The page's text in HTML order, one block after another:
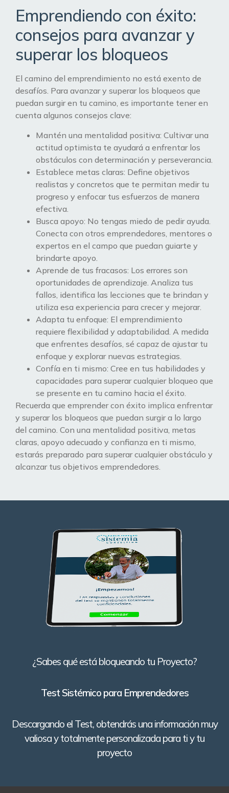
Emprendiendo con éxito:
consejos para avanzar y
superar los bloqueos
El camino del emprendimiento no está exento de
desafíos. Para avanzar y superar los bloqueos que
puedan surgir en tu camino, es importante tener en
cuenta algunos consejos clave:
Mantén una mentalidad positiva: Cultivar una
actitud optimista te ayudará a enfrentar los
obstáculos con determinación y perseverancia.
Establece metas claras: Define objetivos
realistas y concretos que te permitan medir tu
progreso y enfocar tus esfuerzos de manera
efectiva.
Busca apoyo: No tengas miedo de pedir ayuda.
Conecta con otros emprendedores, mentores o
expertos en el campo que puedan guiarte y
brindarte apoyo.
Aprende de tus fracasos: Los errores son
oportunidades de aprendizaje. Analiza tus
fallos, identifica las lecciones que te brindan y
utiliza esa experiencia para crecer y mejorar.
Adapta tu enfoque: El emprendimiento
requiere flexibilidad y adaptabilidad. A medida
que enfrentes desafíos, sé capaz de ajustar tu
enfoque y explorar nuevas estrategias.
Confía en ti mismo: Cree en tus habilidades y
capacidades para superar cualquier bloqueo que
se presente en tu camino hacia el éxito.
Recuerda que emprender con éxito implica enfrentar
y superar los bloqueos que puedan surgir a lo largo
del camino. Con una mentalidad positiva, metas
claras, apoyo adecuado y confianza en ti mismo,
estarás preparado para superar cualquier obstáculo y
alcanzar tus objetivos emprendedores.
¿Sabes qué está bloqueando tu Proyecto?
Test Sistémico para Emprendedores
Descargando el Test, obtendrás una información muy
valiosa y totalmente personalizada para ti y tu
proyecto